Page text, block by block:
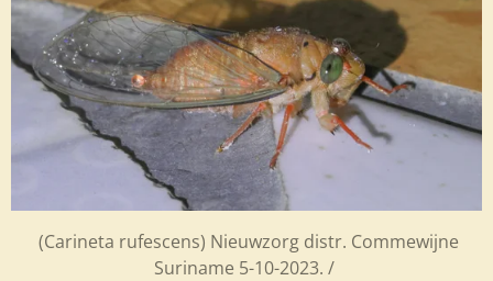
(Carineta rufescens) Nieuwzorg distr. Commewijne
Suriname 5-10-2023. /